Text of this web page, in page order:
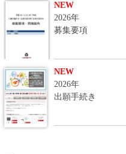
NEW
2026年
募集要項
NEW
2026年
出願手続き